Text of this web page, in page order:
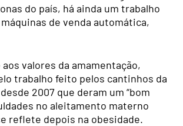
do país, há ainda um trabalho
máquinas de venda automática,
valores da amamentação,
trabalho feito pelos cantinhos da
2007 que deram um “bom
no aleitamento materno
reflete depois na obesidade.